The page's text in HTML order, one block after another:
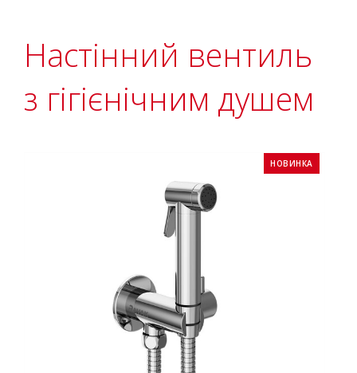
Настінний вентиль
з гігієнічним душем
НОВИНКА